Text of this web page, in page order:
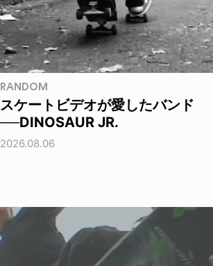
RANDOM
スケートビデオが愛したバンド
──DINOSAUR JR.
2026.08.06